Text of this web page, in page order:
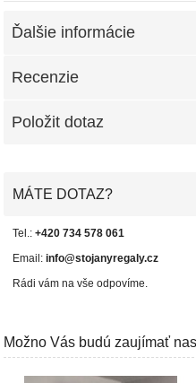
Ďalšie informácie
Recenzie
Položit dotaz
MÁTE DOTAZ?
Tel.:+420 734 578 061
Email:info@stojanyregaly.cz
Rádi vám na vše odpovíme.
Možno Vás budú zaujímať